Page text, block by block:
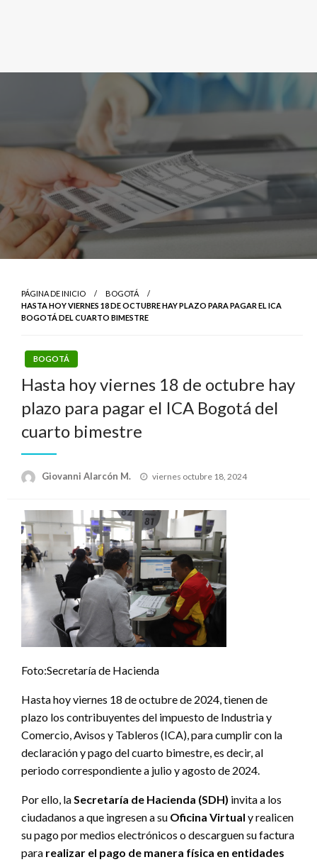
PÁGINA DE INICIO
BOGOTÁ
HASTA HOY VIERNES 18 DE OCTUBRE HAY PLAZO PARA PAGAR EL ICA
BOGOTÁ DEL CUARTO BIMESTRE
BOGOTÁ
Hasta hoy viernes 18 de octubre hay
plazo para pagar el ICA Bogotá del
cuarto bimestre
Giovanni Alarcón M.
Publicado
viernes octubre 18, 2024
Foto:Secretaría de Hacienda
Hasta hoy viernes 18 de octubre de 2024, tienen de
plazo los contribuyentes del impuesto de Industria y
Comercio, Avisos y Tableros (ICA), para cumplir con la
declaración y pago del cuarto bimestre, es decir, al
periodo correspondiente a julio y agosto de 2024.
Por ello, laSecretaría de Hacienda (SDH) invita a los
ciudadanos a que ingresen a su Oficina Virtual y realicen
su pago por medios electrónicos o descarguen su factura
para realizar el pago de manera física en entidades